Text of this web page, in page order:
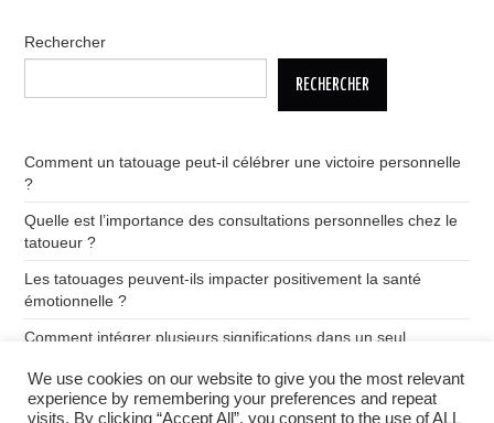
Rechercher
RECHERCHER
Comment un tatouage peut-il célébrer une victoire personnelle
?
Quelle est l’importance des consultations personnelles chez le
tatoueur ?
Les tatouages peuvent-ils impacter positivement la santé
émotionnelle ?
Comment intégrer plusieurs significations dans un seul
Quelle est la signification des tatouages de dragon ?
We use cookies on our website to give you the most relevant
experience by remembering your preferences and repeat
visits. By clicking “Accept All”, you consent to the use of ALL